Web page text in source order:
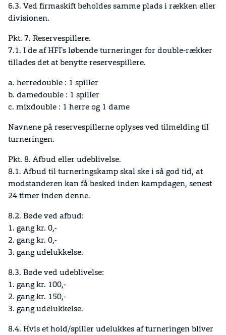
6.3. Ved firmaskift beholdes samme plads i rækken eller
divisionen.
Pkt. 7. Reservespillere.
7.1. I de af HFI`s løbende turneringer for double-rækker
tillades det at benytte reservespillere.
a. herredouble : 1 spiller
b. damedouble : 1 spiller
c. mixdouble : 1 herre og 1 dame
Navnene på reservespillerne oplyses ved tilmelding til
turneringen.
Pkt. 8. Afbud eller udeblivelse.
8.1. Afbud til turneringskamp skal ske i så god tid, at
modstanderen kan få besked inden kampdagen, senest
24 timer inden denne.
8.2. Bøde ved afbud:
1. gang kr. 0,-
2. gang kr. 0,-
3. gang udelukkelse.
8.3. Bøde ved udeblivelse:
1. gang kr. 100,-
2. gang kr. 150,-
3. gang udelukkelse.
8.4. Hvis et hold/spiller udelukkes af turneringen bliver